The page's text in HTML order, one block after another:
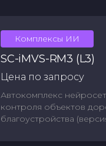
Комплексы ИИ
SC-iMVS-RM3 (L3)
Цена по запросу
Автокомплекс
контроля объектов
благоустройства